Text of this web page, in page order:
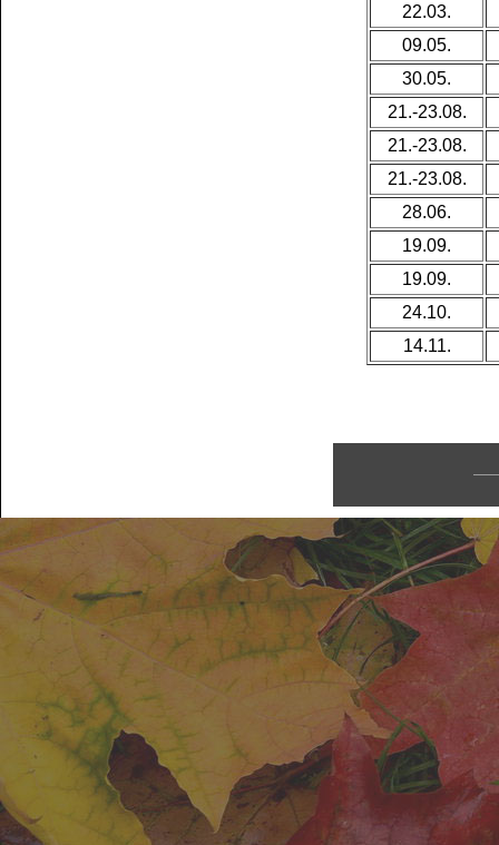
22.03.
09.05.
30.05.
21.-23.08.
21.-23.08.
21.-23.08.
28.06.
19.09.
19.09.
24.10.
14.11.